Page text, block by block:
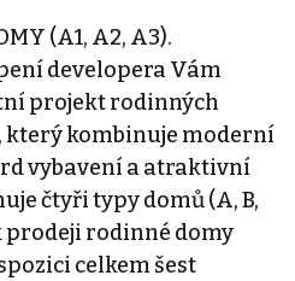
(A1, A2, A3).
developera Vám
projekt rodinných
který kombinuje moderní
vybavení a atraktivní
čtyři typy domů (A, B,
prodeji rodinné domy
celkem šest